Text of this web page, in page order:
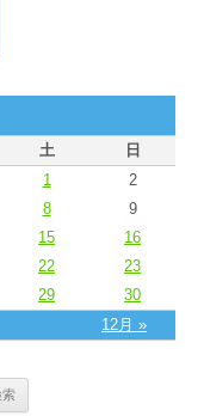
土 日
12月 »
1
2
8
9
15
16
22
23
29 30